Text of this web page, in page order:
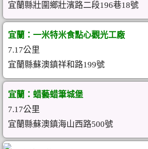
宜蘭縣壯圍鄉壯濱路二段196巷18號
宜蘭：一米特米食點心觀光工廠
7.17公里
宜蘭縣蘇澳鎮祥和路199號
宜蘭：蜡藝蜡筆城堡
7.17公里
宜蘭縣蘇澳鎮海山西路500號